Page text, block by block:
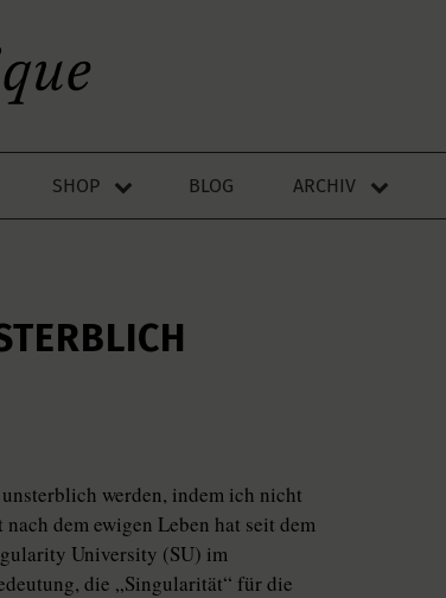
SHOP BLOG ARCHIV
werden, indem ich nicht
dem ewigen Leben hat seit dem
University (SU) im
die „Singularität“ für die